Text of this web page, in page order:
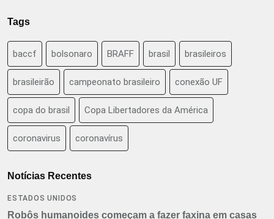
Tags
baccf bolsonaro BRAFF brasil brasileiros
brasileirão campeonato brasileiro conexão UF
copa do brasil Copa Libertadores da América
coronavirus coronavírus
Notícias Recentes
ESTADOS UNIDOS
Robôs humanoides começam a fazer faxina em casas